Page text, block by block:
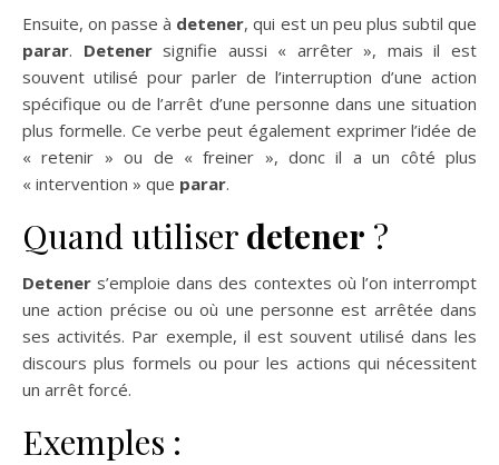
Ensuite, on passe à detener, qui est un peu plus subtil que
parar. Detenersignifie aussi « arrêter », mais il est
souvent utilisé pour parler de l’interruption d’une action
spécifique ou de l’arrêt d’une personne dans une situation
plus formelle. Ce verbe peut également exprimer l’idée de
« retenir » ou de « freiner », donc il a un côté plus
« intervention » que parar.
Quand utiliser detener ?
Detener s’emploie dans des contextes où l’on interrompt
une action précise ou où une personne est arrêtée dans
ses activités. Par exemple, il est souvent utilisé dans les
discours plus formels ou pour les actions qui nécessitent
un arrêt forcé.
Exemples :